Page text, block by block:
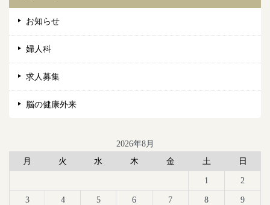
お知らせ
婦人科
求人募集
脳の健康外来
2026年8月
月
火 水 木 金 土 日
1 2
3 4 5 6 7 8 9